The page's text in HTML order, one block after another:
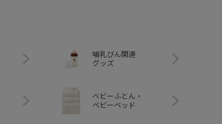
哺乳びん関連
グッズ
ベビーふとん・
ベビーベッド